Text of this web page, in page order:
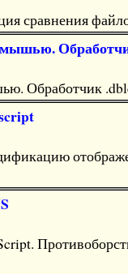
сравнения
мышью.
Обработчик